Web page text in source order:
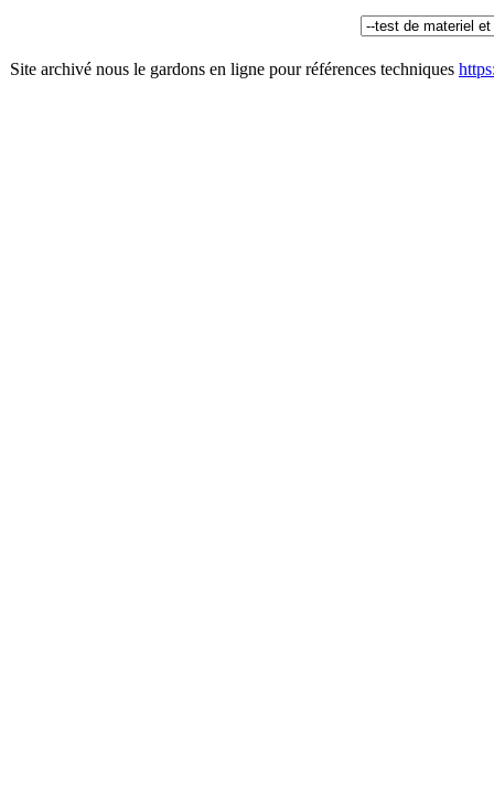
Site archivé nous le gardons en ligne pour références techniques